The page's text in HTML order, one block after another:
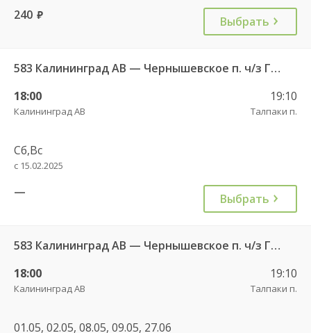
240 руб. Выбрать
583 Калининград АВ — Чернышевское п. ч/з Гвардейск КДП, Черняховск АС
18:00
Калининград АВ
19:10
Талпаки п.
Сб,Вс
с 15.02.2025
— Выбрать
583 Калининград АВ — Чернышевское п. ч/з Гвардейск КДП, Черняховск АС
18:00
Калининград АВ
19:10
Талпаки п.
01.05, 02.05, 08.05, 09.05, 27.06